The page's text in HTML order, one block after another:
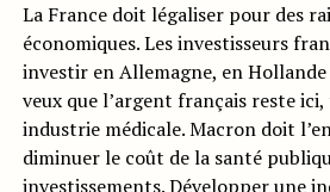
La France doit légaliser pour des
économiques. Les investisseurs
investir en Allemagne, en
veux que l’argent français reste
industrie médicale. Macron doit
diminuer le coût de la santé
investissements. Développer une